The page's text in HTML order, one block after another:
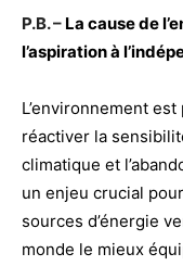
P.B. – La cause de
l’aspiration à
L’environnement
réactiver la
climatique et
un enjeu crucial
sources d’énergie
monde le mieux